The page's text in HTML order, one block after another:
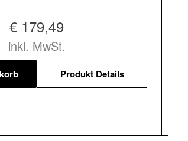
€ 179,49
inkl. MwSt.
Produkt Details